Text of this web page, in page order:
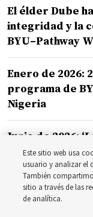
El élder Dube
integridad y la
BYU–Pathway
Enero de 2026:
programa de
Nigeria
Junio de 2026:
pueden
celebran los
en África
Este sitio web usa
usuario y analizar el
También
sitio a través de las
de analítica.